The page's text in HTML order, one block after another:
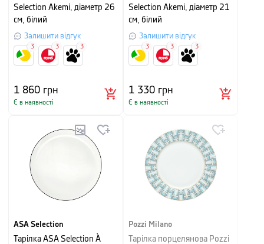
Selection Akemi, діаметр 26
см, білий
Залишити відгук
1 860 грн
Є в наявності
3 3 3
Selection Akemi, діаметр 21
см, білий
Залишити відгук
1 330 грн
Є в наявності
3 3 3
ASA Selection
Тарілка ASA Selection À
Pozzi Milano
Тарілка порцелянова Pozzi